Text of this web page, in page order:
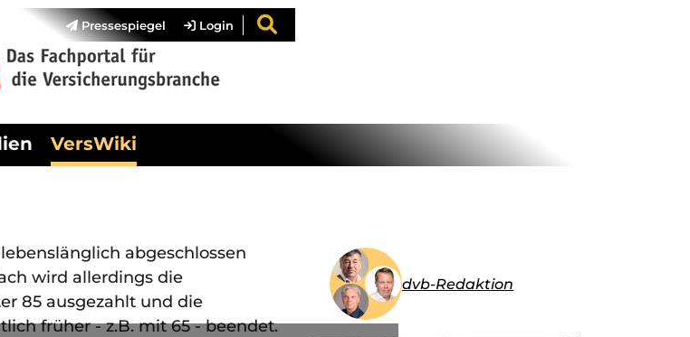
Pressespiegel Login
VersWiki
abgeschlossen
wird allerdings die
85 ausgezahlt und die
früher - z.B. mit 65 - beendet.
dvb-Redaktion